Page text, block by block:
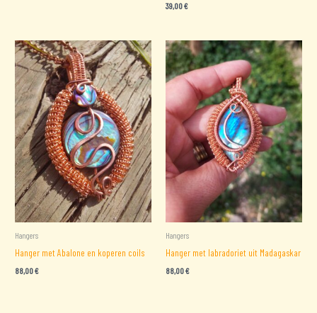
39,00€
Hangers
Hanger met Abalone en koperen coils
88,00€
Hangers
Hanger met labradoriet uit Madagaskar
88,00€